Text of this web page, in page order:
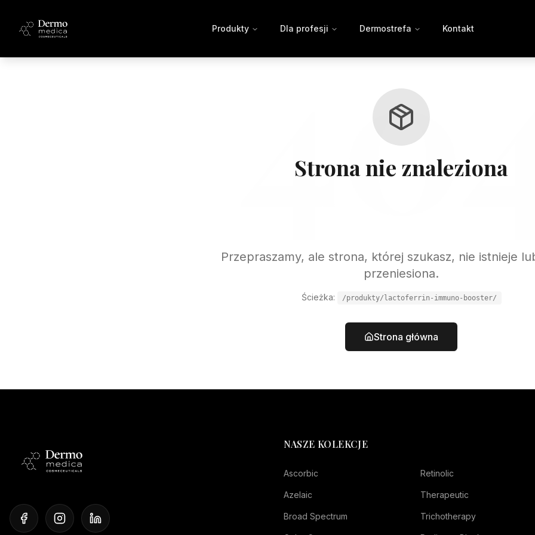
Produkty Dla profesji Dermostrefa Kontakt
Strona nie znaleziona
Przepraszamy, ale strona, której szukasz, nie istnieje
przeniesiona.
Ścieżka: /produkty/lactoferrin-immuno-booster/
Strona główna
NASZE KOLEKCJE
Ascorbic
Azelaic
Broad Spectrum
Retinolic
Therapeutic
Trichotherapy